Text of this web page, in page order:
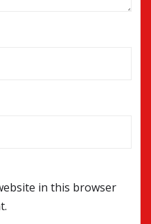
in this browser